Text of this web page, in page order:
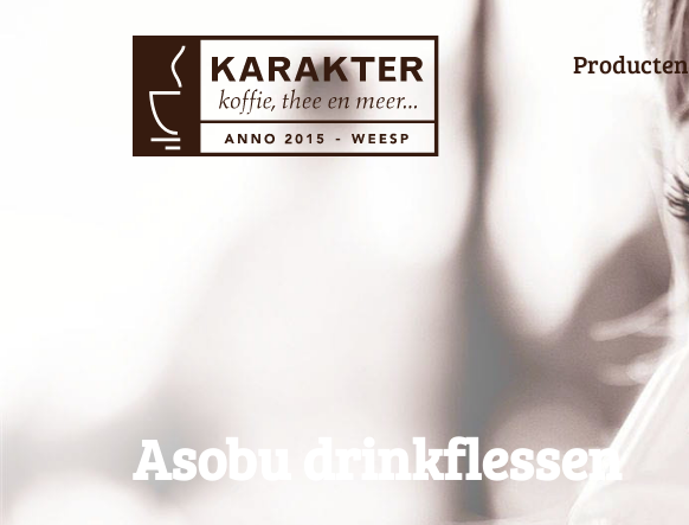
Producten
Asobu drinkflessen